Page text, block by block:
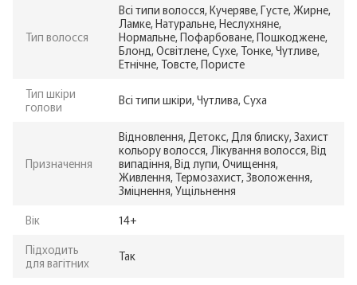
Тип волосся
Всі типи волосся, Кучеряве, Густе, Жирне,
Ламке, Натуральне, Неслухняне,
Нормальне, Пофарбоване, Пошкоджене,
Блонд, Освітлене, Сухе, Тонке, Чутливе,
Етнічне, Товсте, Пористе
Тип шкіри
голови
Всі типи шкіри, Чутлива, Суха
Призначення
Відновлення, Детокс, Для блиску, Захист
кольору волосся, Лікування волосся, Від
випадіння, Від лупи, Очищення,
Живлення, Термозахист, Зволоження,
Зміцнення, Ущільнення
Вік
14+
Підходить
для вагітних
Так